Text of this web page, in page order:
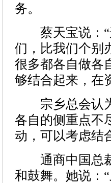
务。
蔡天宝说：“
们，比我们个别
很多都各自做各
够结合起来，在
宗乡总会认为
各自的侧重点不
动，可以考虑结
通商中国总裁
和鼓舞。她说：